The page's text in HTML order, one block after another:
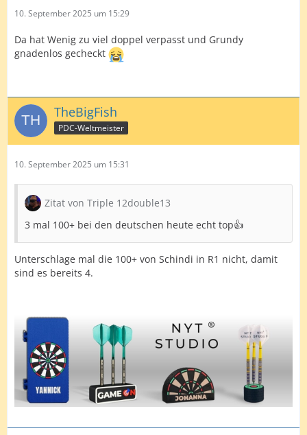
10. September 2025 um 15:29
Da hat Wenig zu viel doppel verpasst und Grundy
gnadenlos gecheckt
TheBigFish
PDC-Weltmeister
10. September 2025 um 15:31
Zitat von Triple 12double13
3 mal 100+ bei den deutschen heute echt top👍
Unterschlage mal die 100+ von Schindi in R1 nicht, damit
sind es bereits 4.